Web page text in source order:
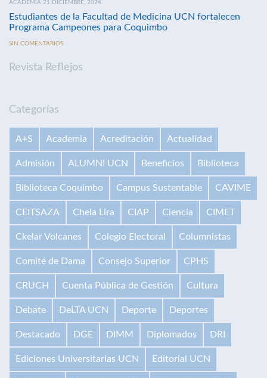
ACADEMIA 21 DICIEMBRE, 2024
Estudiantes de la Facultad de Medicina UCN fortalecen
Programa Campeones para Coquimbo
SIN COMENTARIOS
Revista Reflejos
Categorías
A+S Academia Acreditación Actualidad
Admisión ALUMNI UCN Beneficios Biblioteca
Biblioteca Coquimbo Campus Sustentable CAVIME
CEITSAZA Chela Lira CIAP Ciencia CIMET
Ckelar Volcanes Colegio Electoral Columnistas
Comité de Dama Consejo Superior CPHS
CRUCH Cuenta Pública de Gestión Cultura
Debate DeLTA UCN Deporte Deportes
Destacado DGE DIMM Diplomados DRI
Ediciones Universitarias UCN Editorial UCN